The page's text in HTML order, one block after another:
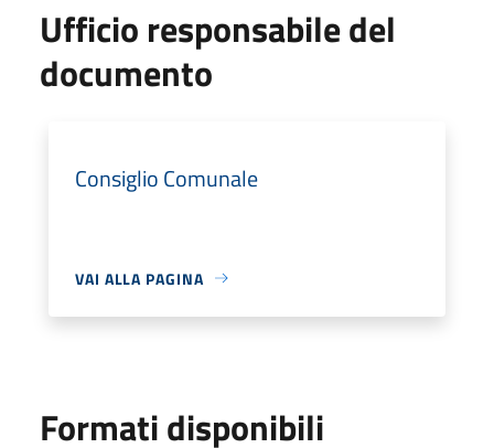
Ufficio responsabile del
documento
Consiglio Comunale
VAI ALLA PAGINA
Formati disponibili